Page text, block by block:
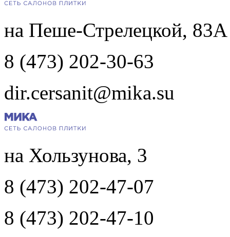
на Пеше-Стрелецкой, 83А
8 (473) 202-30-63
dir.cersanit@mika.su
на Хользунова, 3
8 (473) 202-47-07
8 (473) 202-47-10